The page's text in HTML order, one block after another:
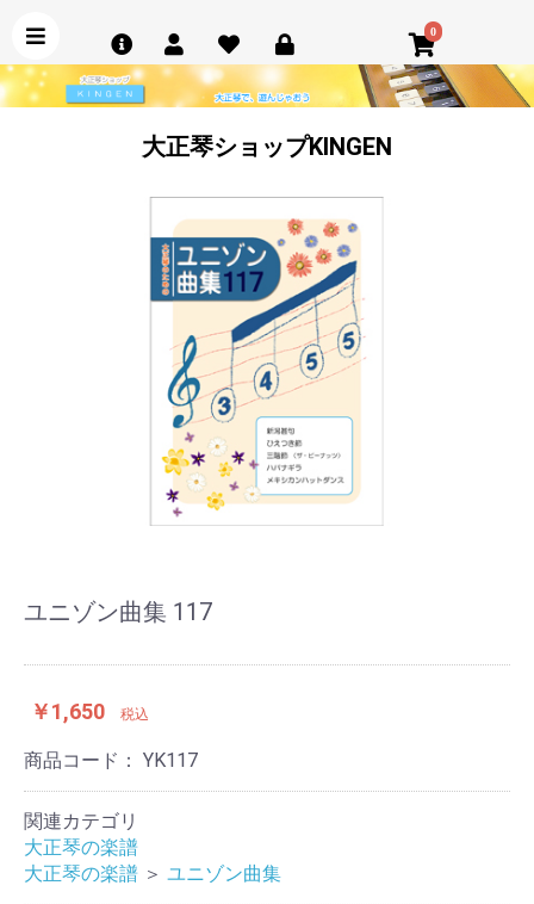
0
大正琴ショップKINGEN
ユニゾン曲集 117
￥1,650 税込
商品コード： YK117
関連カテゴリ
大正琴の楽譜
大正琴の楽譜 ＞ ユニゾン曲集